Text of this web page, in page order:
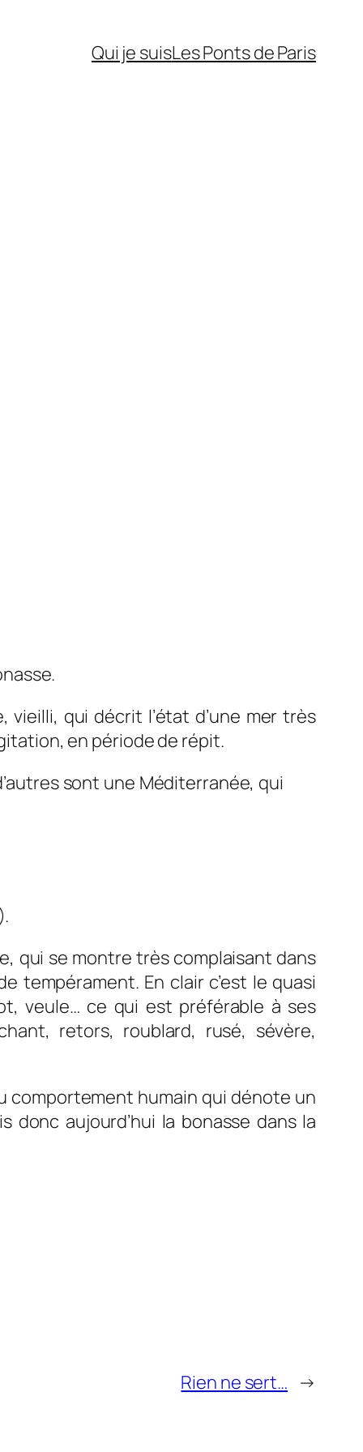
Qui je suisLes Ponts de Paris
vieilli, qui décrit l’état d’une mer très
en période de répit.
sont une Méditerranée, qui
qui se montre très complaisant dans
tempérament. En clair c’est le quasi
veule… ce qui est préférable à ses
retors, roublard, rusé, sévère,
comportement humain qui dénote un
donc aujourd’hui la bonasse dans la
Rien ne sert… →